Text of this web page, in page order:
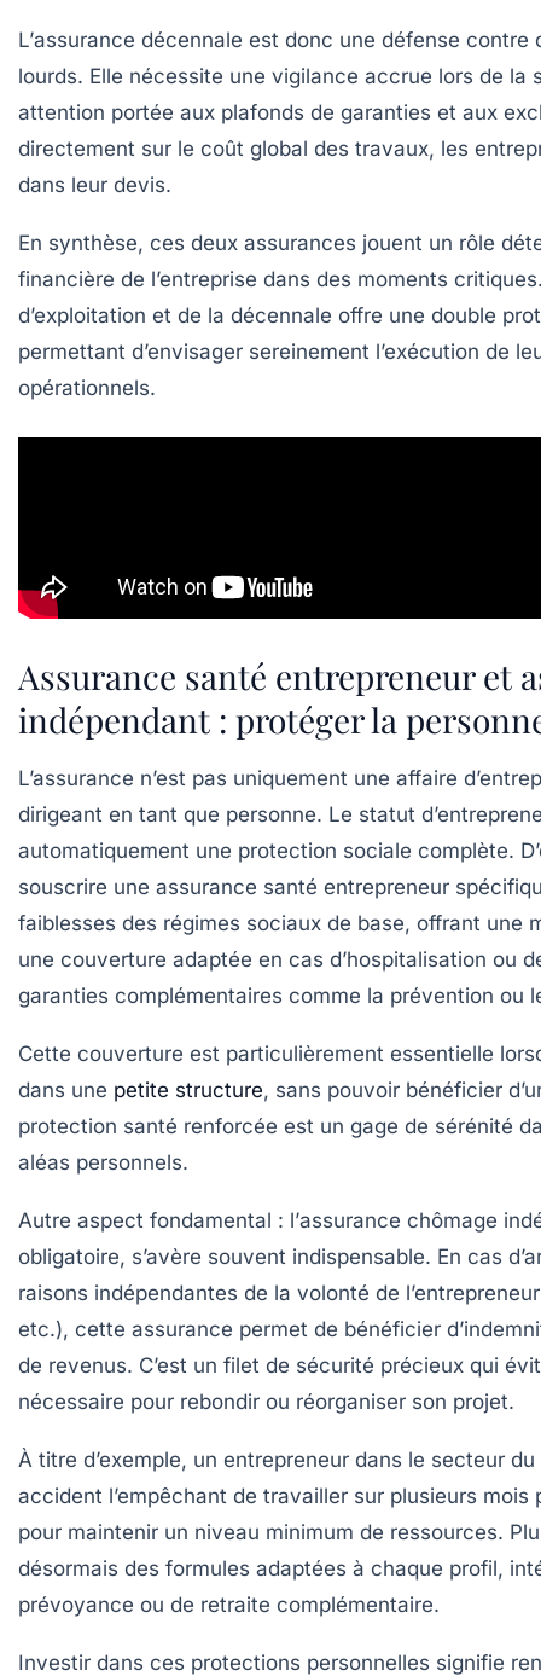
L’assurance décennale est donc une défense contre
lourds. Elle nécessite une vigilance accrue lors de la
attention portée aux plafonds de garanties et aux
directement sur le coût global des travaux, les
dans leur devis.
En synthèse, ces deux assurances jouent un rôle
financière de l’entreprise dans des moments
d’exploitation et de la décennale offre une double
permettant d’envisager sereinement l’exécution de
opérationnels.
Assurance santé entrepreneur et
indépendant : protéger la
L’assurance n’est pas uniquement une affaire
dirigeant en tant que personne. Le statut
automatiquement une protection sociale complète.
souscrire une assurance santé entrepreneur
faiblesses des régimes sociaux de base, offrant une
une couverture adaptée en cas d’hospitalisation ou
garanties complémentaires comme la prévention ou
Cette couverture est particulièrement essentielle
dans une petite structure, sans pouvoir bénéficier
protection santé renforcée est un gage de sérénité
aléas personnels.
Autre aspect fondamental : l’assurance chômage
obligatoire, s’avère souvent indispensable. En cas
raisons indépendantes de la volonté de
etc.), cette assurance permet de bénéficier
de revenus. C’est un filet de sécurité précieux qui
nécessaire pour rebondir ou réorganiser son projet.
À titre d’exemple, un entrepreneur dans le secteur
accident l’empêchant de travailler sur plusieurs
pour maintenir un niveau minimum de ressources.
désormais des formules adaptées à chaque profil,
prévoyance ou de retraite complémentaire.
Investir dans ces protections personnelles signifie